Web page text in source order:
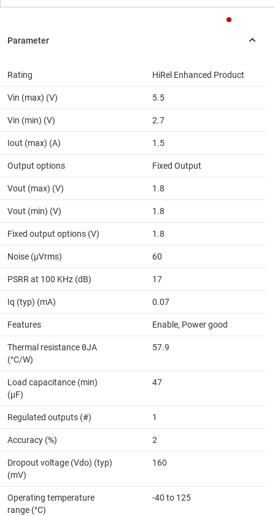
Rating HiRel Enhanced Product
Vin (max) (V) 5.5
Vin (min) (V) 2.7
Iout (max) (A) 1.5
Output options Fixed Output
Vout (max) (V) 1.8
Vout (min) (V) 1.8
Fixed output options (V) 1.8
Noise (µVrms) 60
PSRR at 100 KHz (dB) 17
Iq (typ) (mA) 0.07
Features Enable, Power good
Thermal resistance θJA
(°C/W)
57.9
Load capacitance (min)
(µF)
47
Regulated outputs (#) 1
Accuracy (%) 2
Dropout voltage (Vdo) (typ)
(mV)
160
Operating temperature
range (°C)
-40 to 125